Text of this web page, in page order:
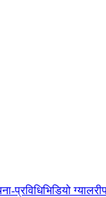
प्रविधिभिडियो ग्यालरी